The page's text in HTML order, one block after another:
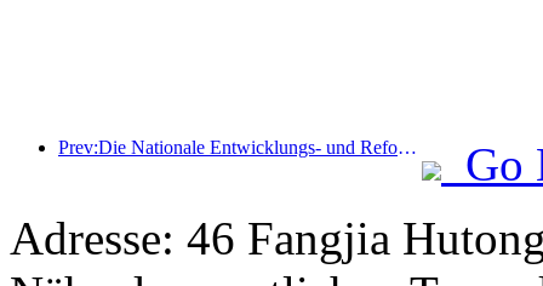
Prev:Die Nationale Entwicklungs- und Reformkommission hat die erste Charge von 49 hochwertigen Outdoor-Sportzielen veröffentlicht
Go
Adresse: 46 Fangjia